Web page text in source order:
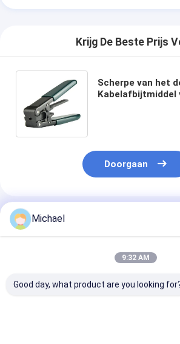
Krijg De Beste Prijs
Scherpe van het
Kabelafbijtmiddel
Doorgaan
Geadviseerde Producten
Michael
9:32 AM
Good day, what product are you looking